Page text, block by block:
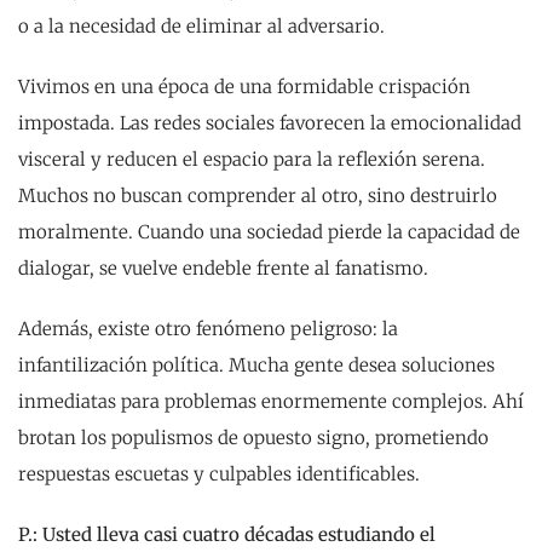
o a la necesidad de eliminar al adversario.
Vivimos en una época de una formidable crispación
impostada. Las redes sociales favorecen la emocionalidad
visceral y reducen el espacio para la reflexión serena.
Muchos no buscan comprender al otro, sino destruirlo
moralmente. Cuando una sociedad pierde la capacidad de
dialogar, se vuelve endeble frente al fanatismo.
Además, existe otro fenómeno peligroso: la
infantilización política. Mucha gente desea soluciones
inmediatas para problemas enormemente complejos. Ahí
brotan los populismos de opuesto signo, prometiendo
respuestas escuetas y culpables identificables.
P.: Usted lleva casi cuatro décadas estudiando el